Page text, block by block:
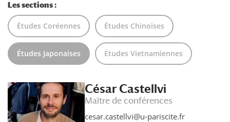
Les sections :
Études Coréennes Études Chinoises
Études Japonaises Études Vietnamiennes
César Castellvi
Maître de conférences
cesar.castellvi@u-pariscite.fr